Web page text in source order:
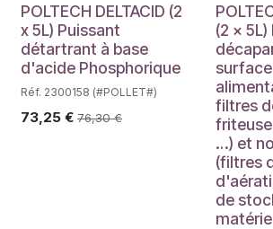
POLTECH DELTACID (2
x 5L) Puissant
détartrant à base
d'acide Phosphorique
Réf. 2300158 (#POLLET#)
73,25 € 76,30€
(2 x
filtres
…) et
(filtres
de